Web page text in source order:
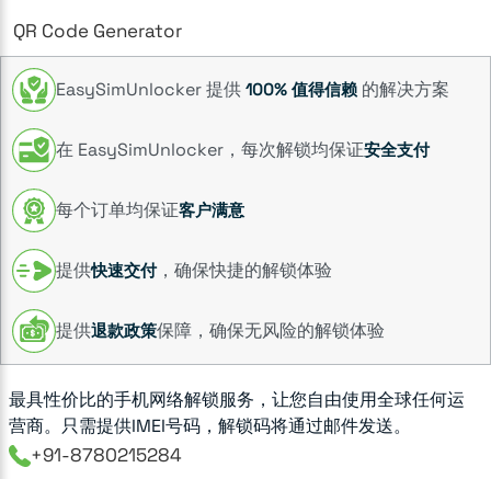
QR Code Generator
EasySimUnlocker 提供 100% 值得信赖 的解决方案
在 EasySimUnlocker，每次解锁均保证安全支付
每个订单均保证客户满意
提供快速交付，确保快捷的解锁体验
提供退款政策保障，确保无风险的解锁体验
最具性价比的手机网络解锁服务，让您自由使用全球任何运
营商。只需提供IMEI号码，解锁码将通过邮件发送。
+91-8780215284